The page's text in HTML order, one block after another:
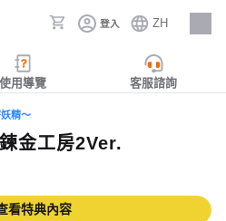
登入 ZH
人才招募
使用導覽 客服諮詢
精～
金工房2Ver.
看特典內容